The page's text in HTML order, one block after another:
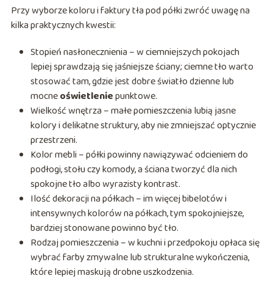
Przy wyborze koloru i faktury tła pod półki zwróć uwagę na
kilka praktycznych kwestii:
Stopień nasłonecznienia – w ciemniejszych pokojach
lepiej sprawdzają się jaśniejsze ściany; ciemne tło warto
stosować tam, gdzie jest dobre światło dzienne lub
mocneoświetleniepunktowe.
Wielkość wnętrza – małe pomieszczenia lubią jasne
kolory i delikatne struktury, aby nie zmniejszać optycznie
przestrzeni.
Kolor mebli – półki powinny nawiązywać odcieniem do
podłogi, stołu czy komody, a ściana tworzyć dla nich
spokojne tło albo wyrazisty kontrast.
Ilość dekoracji na półkach – im więcej bibelotów i
intensywnych kolorów na półkach, tym spokojniejsze,
bardziej stonowane powinno być tło.
Rodzaj pomieszczenia – w kuchni i przedpokoju opłaca się
wybrać farby zmywalne lub strukturalne wykończenia,
które lepiej maskują drobne uszkodzenia.